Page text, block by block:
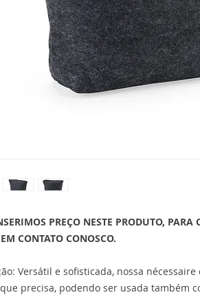
PREÇO NESTE PRODUTO, PARA
CONTATO CONOSCO.
Versátil e sofisticada, nossa
precisa, podendo ser usada também